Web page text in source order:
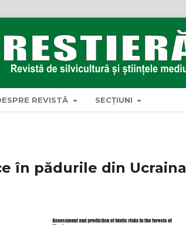
REVISTĂ SECȚIUNI
în pădurile din Ucraina